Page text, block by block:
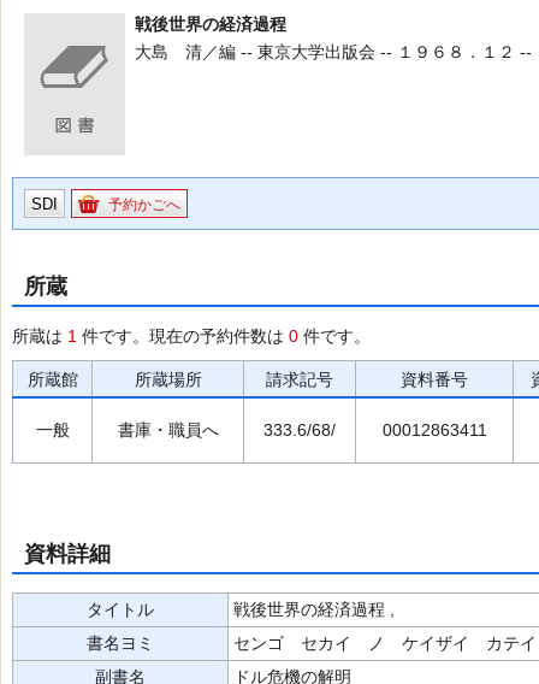
戦後世界の経済過程
大島 清／編 -- 東京大学出版会 -- １９６８．１２ --
SDI 予約かごへ
所蔵
所蔵は 1 件です。現在の予約件数は 0 件です。
所蔵館 所蔵場所 請求記号 資料番号
一般 書庫・職員へ 333.6/68/ 00012863411
資料詳細
タイトル
戦後世界の経済過程 ,
書名ヨミ
センゴ セカイ ノ ケイザイ カテイ
副書名
ドル危機の解明